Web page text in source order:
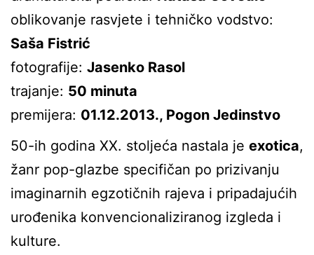
oblikovanje rasvjete i tehničko vodstvo:
Saša Fistrić
fotografije: Jasenko Rasol
trajanje: 50 minuta
premijera: 01.12.2013., Pogon Jedinstvo
50-ih godina XX. stoljeća nastala je exotica,
žanr pop-glazbe specifičan po prizivanju
imaginarnih egzotičnih rajeva i pripadajućih
urođenika konvencionaliziranog izgleda i
kulture.